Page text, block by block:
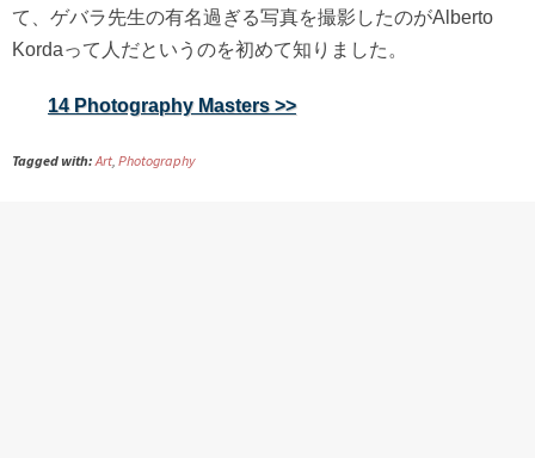
て、ゲバラ先生の有名過ぎる写真を撮影したのがAlberto
Kordaって人だというのを初めて知りました。
14 Photography Masters >>
Tagged with: Art, Photography